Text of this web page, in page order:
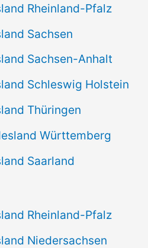
Rheinland-Pfalz
Sachsen
Sachsen-Anhalt
Schleswig Holstein
Thüringen
Württemberg
Saarland
Rheinland-Pfalz
Niedersachsen